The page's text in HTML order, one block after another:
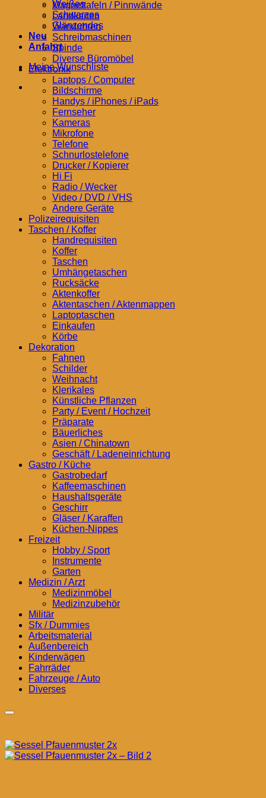
Weißes
Schwarzes
Glänzendes
Neu
Anfahrt
Meine Wunschliste
Magnettafeln / Pinnwände
Landkarten
Wanduhren
Schreibmaschinen
Spinde
Diverse Büromöbel
Elektronik
Laptops / Computer
Bildschirme
Handys / iPhones / iPads
Fernseher
Kameras
Mikrofone
Telefone
Schnurlostelefone
Drucker / Kopierer
Hi Fi
Radio / Wecker
Video / DVD / VHS
Andere Geräte
Polizeirequisiten
Taschen / Koffer
Handrequisiten
Koffer
Taschen
Umhängetaschen
Rucksäcke
Aktenkoffer
Aktentaschen / Aktenmappen
Laptoptaschen
Einkaufen
Körbe
Dekoration
Fahnen
Schilder
Weihnacht
Klerikales
Künstliche Pflanzen
Party / Event / Hochzeit
Präparate
Bäuerliches
Asien / Chinatown
Geschäft / Ladeneinrichtung
Gastro / Küche
Gastrobedarf
Kaffeemaschinen
Haushaltsgeräte
Geschirr
Gläser / Karaffen
Küchen-Nippes
Freizeit
Hobby / Sport
Instrumente
Garten
Medizin / Arzt
Medizinmöbel
Medizinzubehör
Militär
Sfx / Dummies
Arbeitsmaterial
Außenbereich
Kinderwägen
Fahrräder
Fahrzeuge / Auto
Diverses